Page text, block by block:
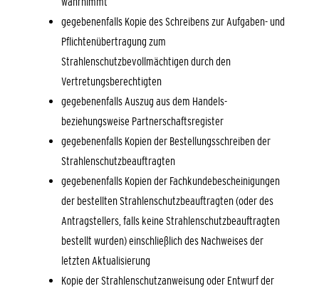
gegebenenfalls Kopie des Schreibens zur Aufgaben- und
Pflichtenübertragung zum
Strahlenschutzbevollmächtigen durch den
Vertretungsberechtigten
gegebenenfalls Auszug aus dem Handels-
beziehungsweise Partnerschaftsregister
gegebenenfalls Kopien der Bestellungsschreiben der
Strahlenschutzbeauftragten
gegebenenfalls Kopien der Fachkundebescheinigungen
der bestellten Strahlenschutzbeauftragten (oder des
Antragstellers, falls keine Strahlenschutzbeauftragten
bestellt wurden) einschließlich des Nachweises der
letzten Aktualisierung
Kopie der Strahlenschutzanweisung oder Entwurf der